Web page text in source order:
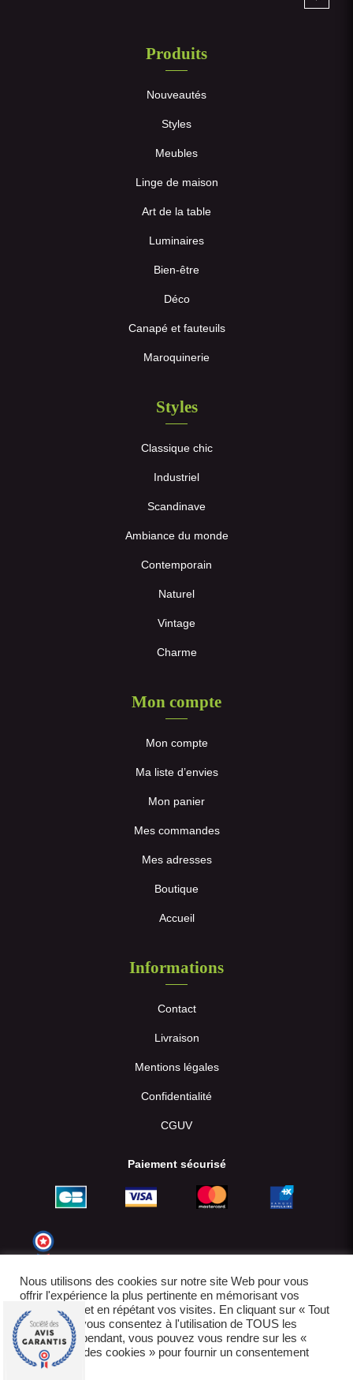
Produits
Nouveautés
Styles
Meubles
Linge de maison
Art de la table
Luminaires
Bien-être
Déco
Canapé et fauteuils
Maroquinerie
Styles
Classique chic
Industriel
Scandinave
Ambiance du monde
Contemporain
Naturel
Vintage
Charme
Mon compte
Mon compte
Ma liste d’envies
Mon panier
Mes commandes
Mes adresses
Boutique
Accueil
Informations
Contact
Livraison
Mentions légales
Confidentialité
CGUV
Paiement sécurisé
Nous utilisons des cookies sur notre site Web pour vous
offrir l'expérience la plus pertinente en mémorisant vos
préférences et en répétant vos visites. En cliquant sur « Tout
accepter », vous consentez à l'utilisation de TOUS les
cookies. Cependant, vous pouvez vous rendre sur les «
Paramètres des cookies » pour fournir un consentement
contrôlé.